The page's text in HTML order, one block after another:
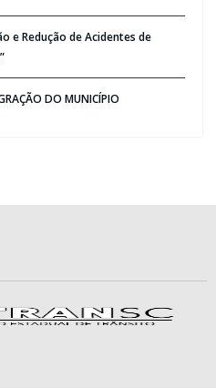
e Redução de Acidentes de
DO MUNICÍPIO